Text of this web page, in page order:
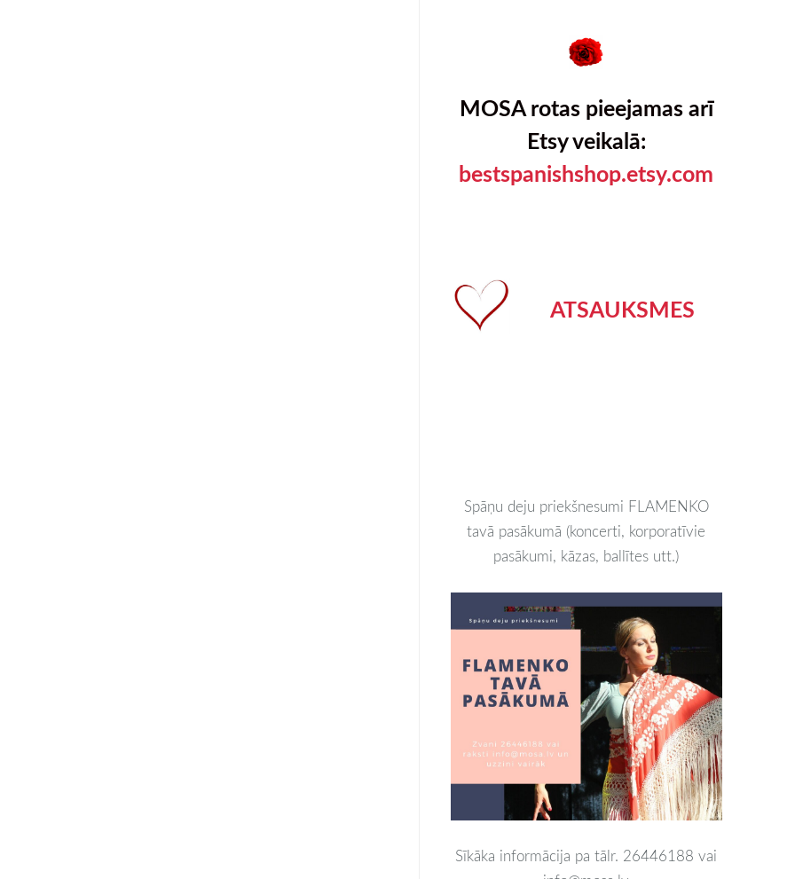
MOSA rotas pieejamas arī
Etsy veikalā:
bestspanishshop.etsy.com
ATSAUKSMES
Spāņu deju priekšnesumi FLAMENKO
tavā pasākumā (koncerti, korporatīvie
pasākumi, kāzas, ballītes utt.)
Sīkāka informācija pa tālr. 26446188 vai